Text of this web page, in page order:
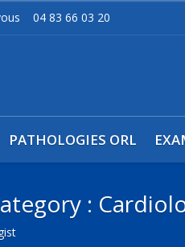
04 83 66 03 20
PATHOLOGIES ORL
: